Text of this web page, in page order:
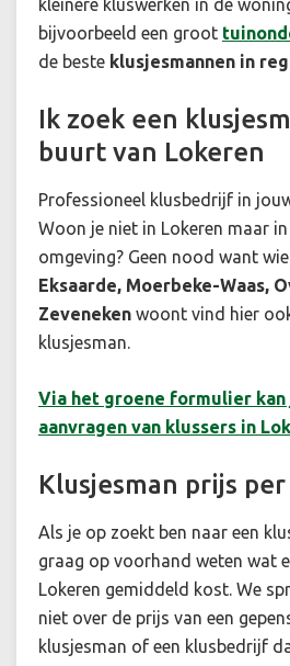
kleinere kluswerken in de
bijvoorbeeld een groot
de beste klusjesmannen in
Ik zoek een
buurt van Lokeren
Professioneel klusbedrijf in
Woon je niet in Lokeren maar
omgeving? Geen nood want
Eksaarde, Moerbeke-Waas,
Zeveneken woont vind hier
klusjesman.
Via het groene formulier
aanvragen van klussers in
Klusjesman prijs
Als je op zoekt ben naar een
graag op voorhand weten wat
Lokeren gemiddeld kost. We
niet over de prijs van een
klusjesman of een klusbedrijf